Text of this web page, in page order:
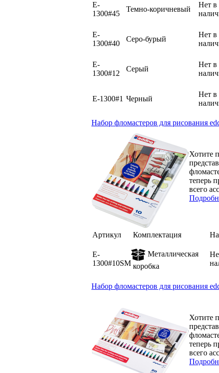
E-
1300#45
Темно-коричневый
Нет в
E-
1300#40
Серо-бурый
Нет в
E-
1300#12
Серый
Нет в
E-1300#1 Черный
Нет в
Набор фломастеров для рисования
Хотите
теперь
всего
Артикул Комплектация
E-
1300#10SM
Металлическая
коробка
Набор фломастеров для рисования
Хотите
теперь
всего